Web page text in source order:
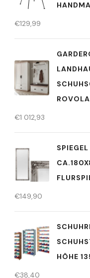
€129,99
OVOLA
€1 012,93
€149,90
HÖHE
€38,40